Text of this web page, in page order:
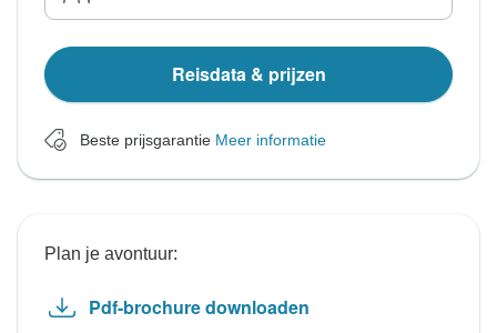
Reisdata & prijzen
Beste prijsgarantie Meer informatie
Plan je avontuur:
Pdf-brochure downloaden